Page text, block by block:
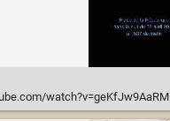
watch?v=geKfJw9AaRM